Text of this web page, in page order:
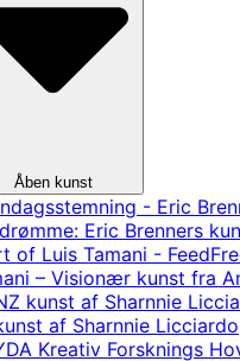
Åben kunst
Eric Brenners
– Visionær kunst fra
af Sharnnie Licciardo